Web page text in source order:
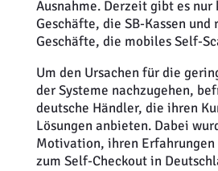
Ausnahme. Derzeit gibt es nur
Geschäfte, die SB-Kassen und
Geschäfte, die mobiles Self-
Um den Ursachen für die
der Systeme nachzugehen,
deutsche Händler, die ihren
Lösungen anbieten. Dabei
Motivation, ihren Erfahrungen
zum Self-Checkout in